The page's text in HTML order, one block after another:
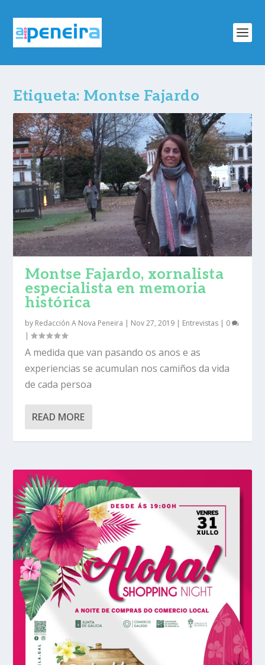
Etiqueta: Montse Fajardo
Montse Fajardo, xornalista
especialista en memoria
histórica
by Redacción A Nova Peneira | Nov 27, 2019 | Entrevistas | 0
|
A medida que van pasando os anos e as
experiencias se acumulan nos camiños da vida
de cada persoa
READ MORE